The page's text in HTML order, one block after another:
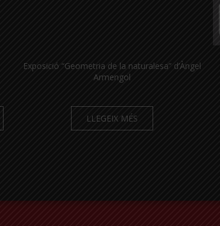
Exposició “Geometria de la naturalesa” d’Àngel
Armengol
LLEGEIX MÉS